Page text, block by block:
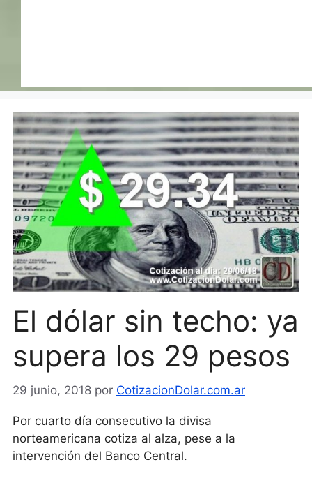
El dólar sin techo: ya
supera los 29 pesos
29 junio, 2018 por CotizacionDolar.com.ar
Por cuarto día consecutivo la divisa
norteamericana cotiza al alza, pese a la
intervención del Banco Central.